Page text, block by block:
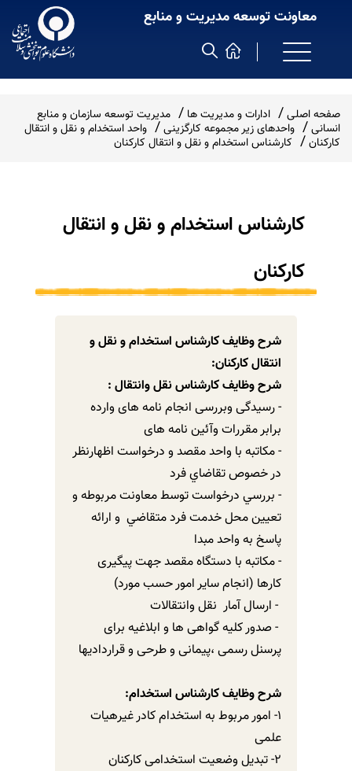
معاونت توسعه مدیریت و منابع
صفحه اصلی ادارات و مدیریت ها
مدیریت توسعه سازمان و منابع
انسانی
واحدهای زیر مجموعه کارگزینی
واحد استخدام و نقل و انتقال
کارکنان
کارشناس استخدام و نقل و انتقال کارکنان
کارشناس استخدام و نقل و انتقال
کارکنان
شرح وظایف کارشناس استخدام و نقل و
انتقال کارکنان:
شرح وظایفکارشناسنقل وانتقال :
- رسیدگی وبررسی انجام نامه های وارده
برابر مقررات وآئین نامه های
- مكاتبه با واحد مقصد و درخواست اظهارنظر
در خصوص تقاضاي فرد
- بررسي درخواست توسط معاونت مربوطه و
تعيين محل خدمت فرد متقاضي و ارائه
پاسخ به واحد مبدا
- مکاتبه با دستگاه مقصد جهت پیگیری
کارها (انجام ساير امور حسب مورد)
- ارسال آمار نقل وانتقالات
- صدور کلیه گواهی ها و ابلاغیه برای
پرسنل رسمی ،پیمانی و طرحی و قراردادیها
شرح وظایف کارشناس استخدام:
1- امور مربوط به استخدام کادر غيرهيات
علمی
2- تبديل وضعيت استخدامی کارکنان